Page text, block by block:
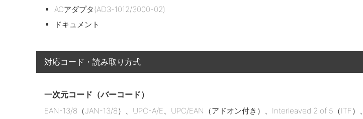
ACアダプタ(AD3-1012/3000-02)
ドキュメント
対応コード・読み取り方式
一次元コード（バーコード）
EAN-13/8（JAN-13/8）、UPC-A/E、UPC/EAN（アドオン付き）、Interleaved 2 of 5（ITF）、